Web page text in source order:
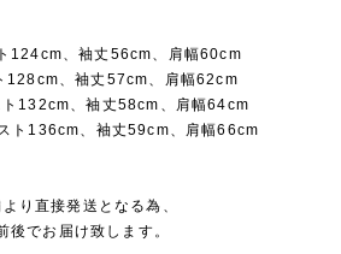
124cm、袖丈56cm、肩幅60cm
128cm、袖丈57cm、肩幅62cm
ト132cm、袖丈58cm、肩幅64cm
ト136cm、袖丈59cm、肩幅66cm
り直接発送となる為、
でお届け致します。